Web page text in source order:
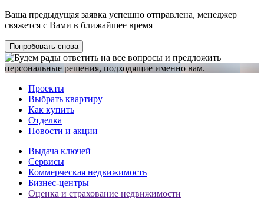
Ваша предыдущая заявка успешно отправлена, менеджер
свяжется с Вами в ближайшее время
Попробовать снова
Проекты
Выбрать квартиру
Как купить
Отделка
Новости и акции
Выдача ключей
Сервисы
Коммерческая недвижимость
Бизнес-центры
Оценка и страхование недвижимости